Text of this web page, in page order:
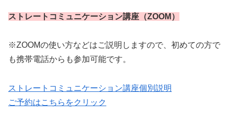
ストレートコミュニケーション講座（ZOOM）
※ZOOMの使い方などはご説明しますので、初めての方で
も携帯電話からも参加可能です。
ストレートコミュニケーション講座個別説明
ご予約はこちらをクリック